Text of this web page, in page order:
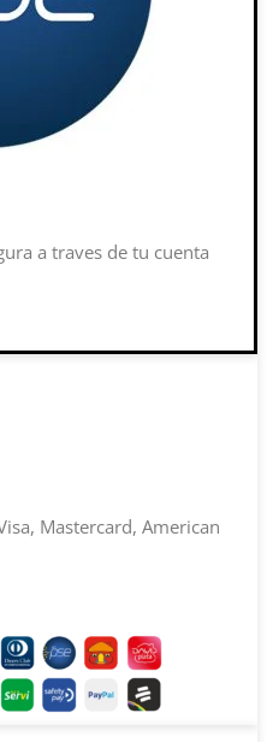
a traves de tu cuenta
Mastercard, American